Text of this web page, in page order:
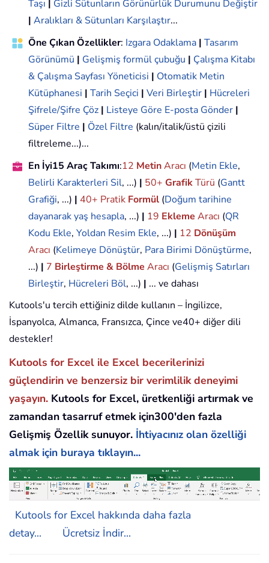
Taşı
Gizli Sütunların Görünürlük Durumunu Değiştir
| Aralıkları & Sütunları Karşılaştır...
Öne Çıkan Özellikler: Izgara Odaklama | Tasarım
Görünümü | Gelişmiş formül çubuğu | Çalışma Kitabı
& Çalışma Sayfası Yöneticisi | Otomatik Metin
Kütüphanesi | Tarih Seçici | Veri Birleştir | Hücreleri
Şifrele/Şifre Çöz | Listeye Göre E-posta Gönder |
Süper Filtre | Özel Filtre (kalın/italik/üstü çizili
filtreleme...)...
En İyi15 Araç Takımı:12 MetinAracı (Metin Ekle,
Belirli Karakterleri Sil, ...) | 50+ GrafikTürü (Gantt
Grafiği, ...) | 40+ Pratik Formül (Doğum tarihine
dayanarak yaş hesapla, ...) | 19 Ekleme Aracı (QR
Kodu Ekle, Yoldan Resim Ekle, ...) | 12 Dönüşüm
Aracı (Kelimeye Dönüştür, Para Birimi Dönüştürme,
...) | 7 Birleştirme & Bölme Aracı (Gelişmiş Satırları
Birleştir, Hücreleri Böl, ...) | ... ve dahası
Kutools'u tercih ettiğiniz dilde kullanın – İngilizce,
İspanyolca, Almanca, Fransızca, Çince ve40+ diğer dili
destekler!
Kutools for Excel ile Excel becerilerinizi
güçlendirin ve benzersiz bir verimlilik deneyimi
yaşayın. Kutools for Excel, üretkenliği artırmak ve
zamandan tasarruf etmek için300'den fazla
Gelişmiş Özellik sunuyor. İhtiyacınız olan özelliği
almak için buraya tıklayın...
Kutools for Excel hakkında daha fazla
detay...
Ücretsiz İndir...